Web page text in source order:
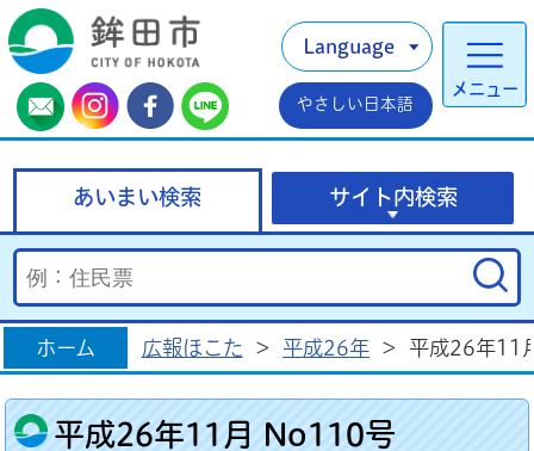
メニュー
Language
やさしい日本語
あいまい検索 サイト内検索
ホーム 広報ほこた > 平成26年 > 平成26年11
平成26年11月 No110号